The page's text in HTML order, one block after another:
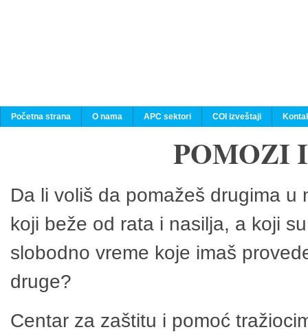
Početna strana O nama APC sektori COI izveštaji
POMOZI
Da li voliš da pomažeš drugima
koji beže od rata i nasilja, a koji
slobodno vreme koje imaš
druge?
Centar za zaštitu i pomoć